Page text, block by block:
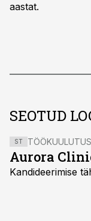
aastat.
SEOTUD
ST
Aurora
Kandideerimise